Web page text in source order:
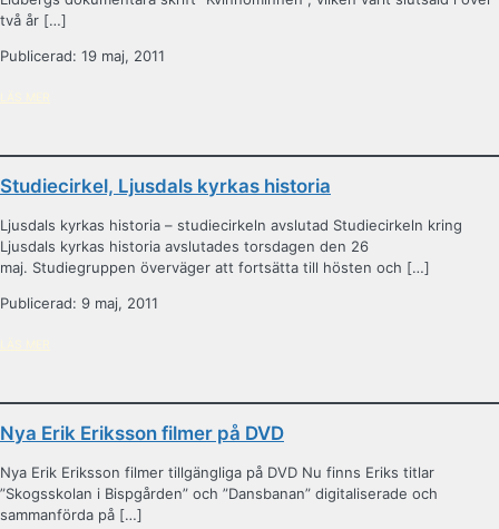
två år […]
Publicerad: 19 maj, 2011
LÄS MER
Studiecirkel, Ljusdals kyrkas historia
Ljusdals kyrkas historia – studiecirkeln avslutad Studiecirkeln kring
Ljusdals kyrkas historia avslutades torsdagen den 26
maj. Studiegruppen överväger att fortsätta till hösten och […]
Publicerad: 9 maj, 2011
LÄS MER
Nya Erik Eriksson filmer på DVD
Nya Erik Eriksson filmer tillgängliga på DVD Nu finns Eriks titlar
”Skogsskolan i Bispgården” och ”Dansbanan” digitaliserade och
sammanförda på […]